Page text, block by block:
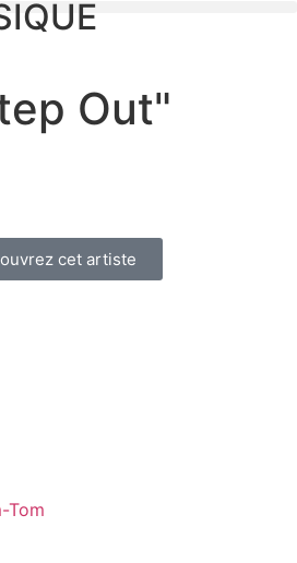
Out"
cet artiste
Tom